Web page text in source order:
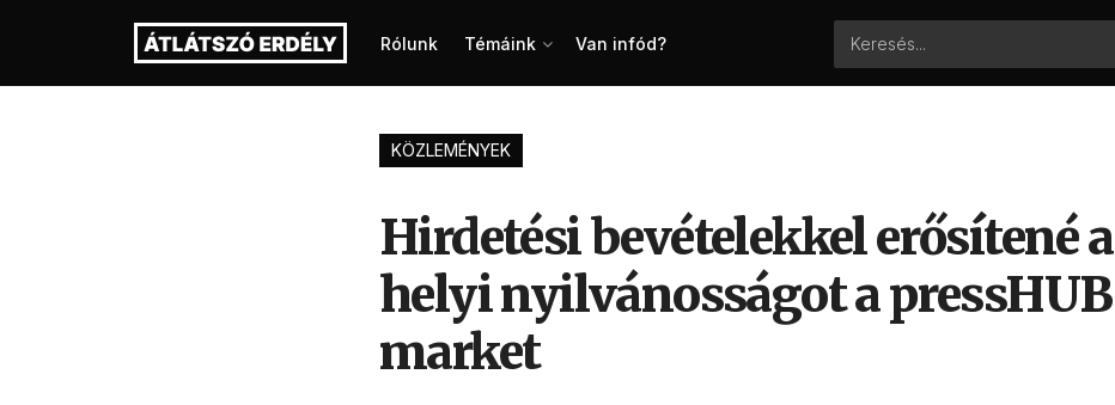
Rólunk Témáink Van infód?
KÖZLEMÉNYEK
Hirdetési bevételekkel erősítené a
helyi nyilvánosságot a pressHUB
market